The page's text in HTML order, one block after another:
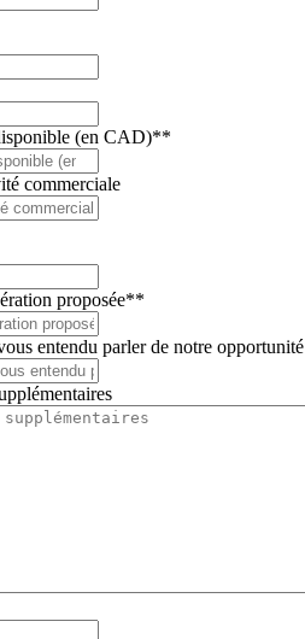
(en CAD)**
commerciale
proposée**
entendu parler de notre opportunité